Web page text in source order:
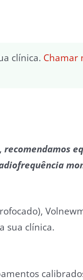
clínica. Chamar
sua clínica.